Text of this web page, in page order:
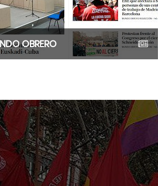
OBRERO